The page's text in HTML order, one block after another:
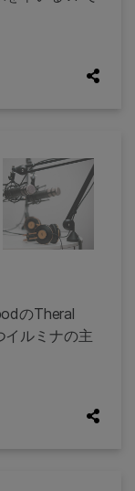
のTheral
イルミナの主